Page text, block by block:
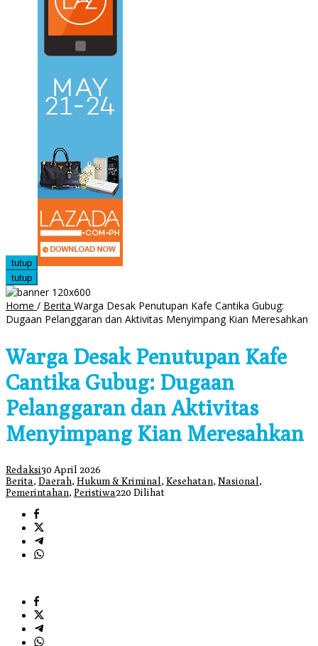
tutup
tutup
Home / Berita Warga Desak Penutupan Kafe Cantika Gubug:
Dugaan Pelanggaran dan Aktivitas Menyimpang Kian Meresahkan
Warga Desak Penutupan Kafe
Cantika Gubug: Dugaan
Pelanggaran dan Aktivitas
Menyimpang Kian Meresahkan
Redaksi30 April 2026
Berita, Daerah, Hukum & Kriminal , Kesehatan, Nasional ,
Pemerintahan, Peristiwa220 Dilihat